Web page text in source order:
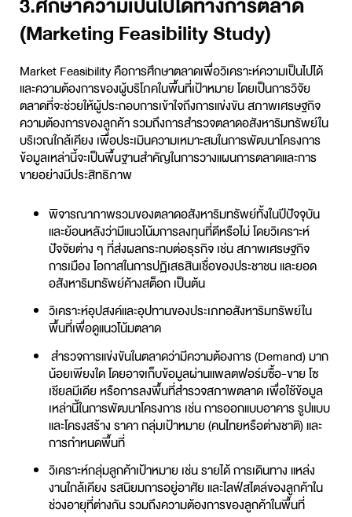
(Marketing Feasibility Study)
Market Feasibility คือการศึกษาตลาดเพื่อวิเคราะห์ความเป็นไปได้
และความต้องการของผู้บริโภคในพื้นที่เป้าหมาย โดยเป็นการวิจัย
ตลาดที่จะช่วยให้ผู้ประกอบการเข้าใจถึงการแข่งขัน สภาพเศรษฐกิจ
ความต้องการของลูกค้า รวมถึงการสำรวจตลาดอสังหาริมทรัพย์ใน
บริเวณใกล้เคียง เพื่อประเมินความเหมาะสมในการพัฒนาโครงการ
ข้อมูลเหล่านี้จะเป็นพื้นฐานสำคัญในการวางแผนการตลาดและการ
ขายอย่างมีประสิทธิภาพ
พิจารณาภาพรวมของตลาดอสังหาริมทรัพย์ทั้งในปีปัจจุบัน
และย้อนหลังว่ามีแนวโน้มการลงทุนที่ดีหรือไม่ โดยวิเคราะห์
ปัจจัยต่าง ๆ ที่ส่งผลกระทบต่อธุรกิจ เช่น สภาพเศรษฐกิจ
การเมือง โอกาสในการปฏิเสธสินเชื่อของประชาชน และยอด
อสังหาริมทรัพย์ค้างสต็อก เป็นต้น
วิเคราะห์อุปสงค์และอุปทานของประเภทอสังหาริมทรัพย์ใน
พื้นที่เพื่อดูแนวโน้มตลาด
สำรวจการแข่งขันในตลาดว่ามีความต้องการ (Demand) มาก
น้อยเพียงใด โดยอาจเก็บข้อมูลผ่านแพลตฟอร์มซื้อ-ขาย โซ
เชียลมีเดีย หรือการลงพื้นที่สำรวจสภาพตลาด เพื่อใช้ข้อมูล
เหล่านี้ในการพัฒนาโครงการ เช่น การออกแบบอาคาร รูปแบบ
และโครงสร้าง ราคา กลุ่มเป้าหมาย (คนไทยหรือต่างชาติ) และ
การกำหนดพื้นที่
วิเคราะห์กลุ่มลูกค้าเป้าหมาย เช่น รายได้ การเดินทาง แหล่ง
งานใกล้เคียง รสนิยมการอยู่อาศัย และไลฟ์สไตล์ของลูกค้าใน
ช่วงอายุที่ต่างกัน รวมถึงความต้องการของลูกค้าในพื้นที่